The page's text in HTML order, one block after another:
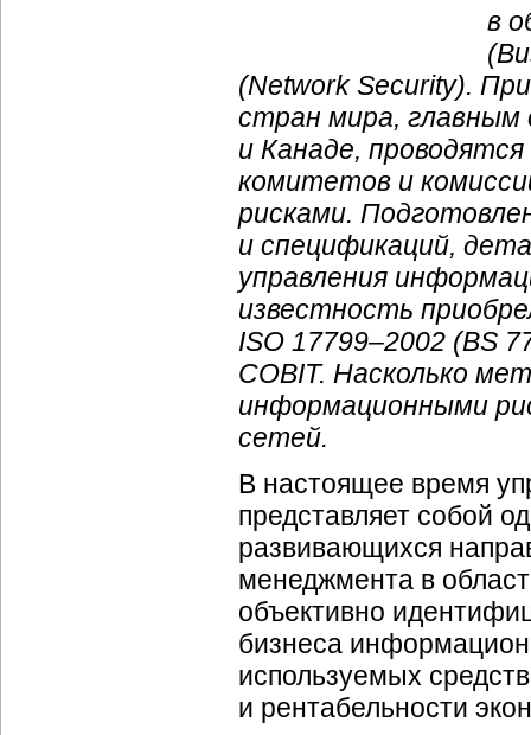
в
(Network Security).
стран мира, главным
и Канаде,
комитетов и
рисками.
и спецификаций,
управления
известность
ISO 17799–2002 (BS
COBIT. Насколько
информационными
сетей.
В настоящее время
представляет собой
развивающихся
менеджмента в
объективно
бизнеса
используемых
и рентабельности